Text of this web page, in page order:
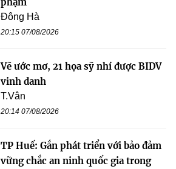
Đông Hà
20:15 07/08/2026
Vẽ ước mơ, 21 họa sỹ nhí được BIDV
vinh danh
T.Vân
20:14 07/08/2026
TP Huế: Gắn phát triển với bảo đảm
vững chắc an ninh quốc gia trong